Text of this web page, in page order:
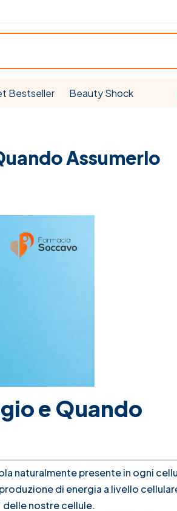
Bestseller Beauty Shock
Assumerlo
e Quando
naturalmente presente in ogni
di energia a livello
nostre cellule.